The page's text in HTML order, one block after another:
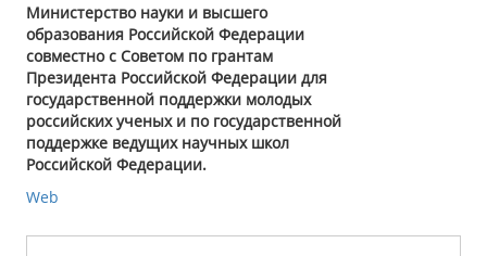
Министерство науки и высшего
образования Российской Федерации
совместно с Советом по грантам
Президента Российской Федерации для
государственной поддержки молодых
российских ученых и по государственной
поддержке ведущих научных школ
Российской Федерации.
Web